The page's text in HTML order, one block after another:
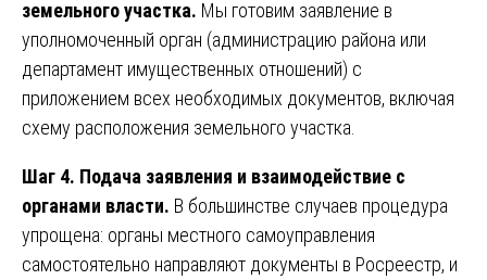
земельного участка. Мы готовим заявление в
уполномоченный орган (администрацию района или
департамент имущественных отношений) с
приложением всех необходимых документов, включая
схему расположения земельного участка.
Шаг 4. Подача заявления и взаимодействие с
органами власти. В большинстве случаев процедура
упрощена: органы местного самоуправления
самостоятельно направляют документы в Росреестр, и